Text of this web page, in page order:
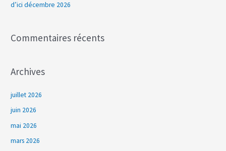
d’ici décembre 2026
Commentaires récents
Archives
juillet 2026
juin 2026
mai 2026
mars 2026